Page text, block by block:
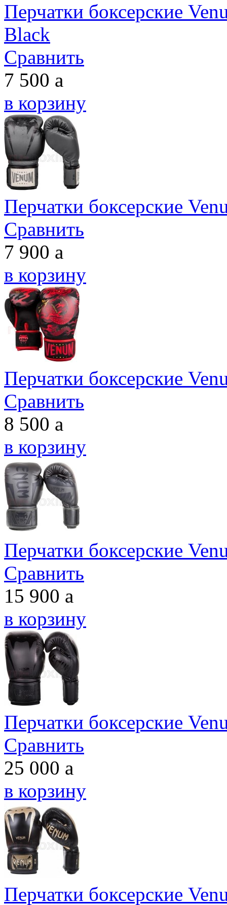
Перчатки боксерские
Black
Сравнить
7 500 a
в корзину
Перчатки боксерские
Сравнить
7 900 a
в корзину
Перчатки боксерские
Сравнить
8 500 a
в корзину
Перчатки боксерские
Сравнить
15 900 a
в корзину
Перчатки боксерские
Сравнить
25 000 a
в корзину
Перчатки боксерские